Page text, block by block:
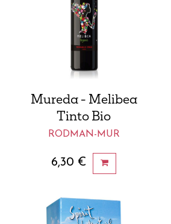
Mureda - Melibea
Tinto Bio
RODMAN-MUR
6,30 €